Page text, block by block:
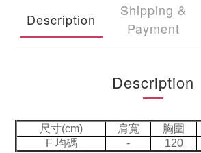
Description
Shipping &
Payment
Description
尺寸(cm) 肩寬 胸圍
F 均碼
- 120